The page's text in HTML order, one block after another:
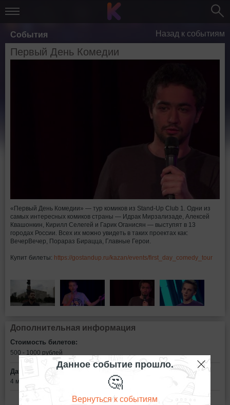
События Назад к событиям
Первый День Комедии
«Первый День Комедии» — тур комиков из Stand-Up Club 1. Одни из
самых интересных комиков страны — Идрак Мирзализаде, Алексей
Квашонкин, Кирилл Селегей и Гарик Оганисян — выступят в 13
городах России. Всех их можно увидеть в таких проектах как:
ВечерВечер, Порараз Бирацца, Главные Герои.
Купит билеты: https://gostandup.ru/kazan/events/first_day_comedy_tour
Дополнительная информация
Стоимость билетов:
500 - 1000 рублей
Дата:
4 марта в 17:00 и 19:00
Данное событие прошло.
🤔
Вернуться к событиям